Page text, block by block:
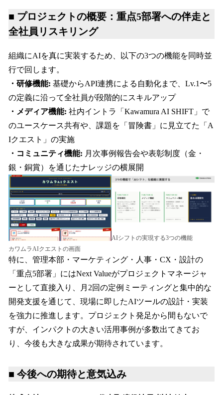
■ プロジェクトの概要：重点5部署への伴走と
全社員リスキリング
組織にAIを真に実装するため、以下の3つの機能を同時並
行で回します。
・研修機能: 基礎からAPI連携による自動化まで、Lv.1〜5
の定義に沿って全社員が段階的にスキルアップ
・メディア機能: 社内イントラ「Kawamura AI SHIFT」で
のユースケース共有や、課題を「冒険書」に見立てた「A
Iクエスト」の実施
・コミュニティ機能: 月次事例報告会や表彰制度（金・
銀・銅賞）を通じたナレッジの横展開
カワムラAIクエストの画面
AIシフトの実現する3つの機能
特に、管理本部・マーケティング・人事・CX・設計の
「重点5部署」にはNext Valueがプロジェクトマネージャ
ーとして直接入り、月2回の定例ミーティングと集中的な
開発支援を通じて、現場に即したAIツールの設計・実装
を強力に推進します。プロジェクト発足から間もないで
すが、インパクトの大きい活用事例が多数出てきてお
り、今後も大きな成果が期待されています。
■ 今後への期待と意気込み